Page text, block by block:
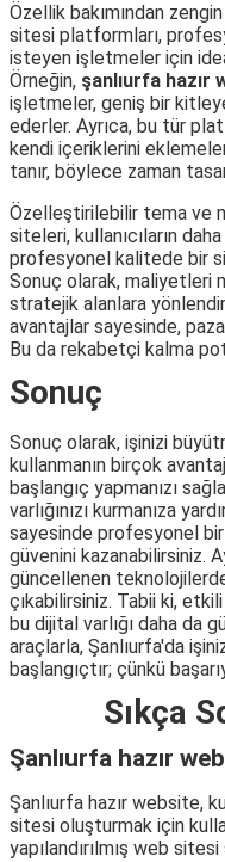
Özellik bakımından
sitesi platformları,
isteyen işletmeler için
Örneğin, şanlıurfa hazır
işletmeler, geniş bir
ederler. Ayrıca, bu tür
kendi içeriklerini
tanır, böylece zaman
Özelleştirilebilir tema ve
siteleri, kullanıcıların
profesyonel kalitede bir
Sonuç olarak, maliyetleri
stratejik alanlara
avantajlar sayesinde,
Bu da rekabetçi kalma
Sonuç
Sonuç olarak, işinizi
kullanmanın birçok
başlangıç yapmanızı
varlığınızı kurmanıza
sayesinde profesyonel
güvenini kazanabilirsiniz.
güncellenen
çıkabilirsiniz. Tabii ki,
bu dijital varlığı daha da
araçlarla, Şanlıurfa'da
başlangıçtır; çünkü
Sıkça
Şanlıurfa hazır
Şanlıurfa hazır website,
sitesi oluşturmak için
yapılandırılmış web sitesi